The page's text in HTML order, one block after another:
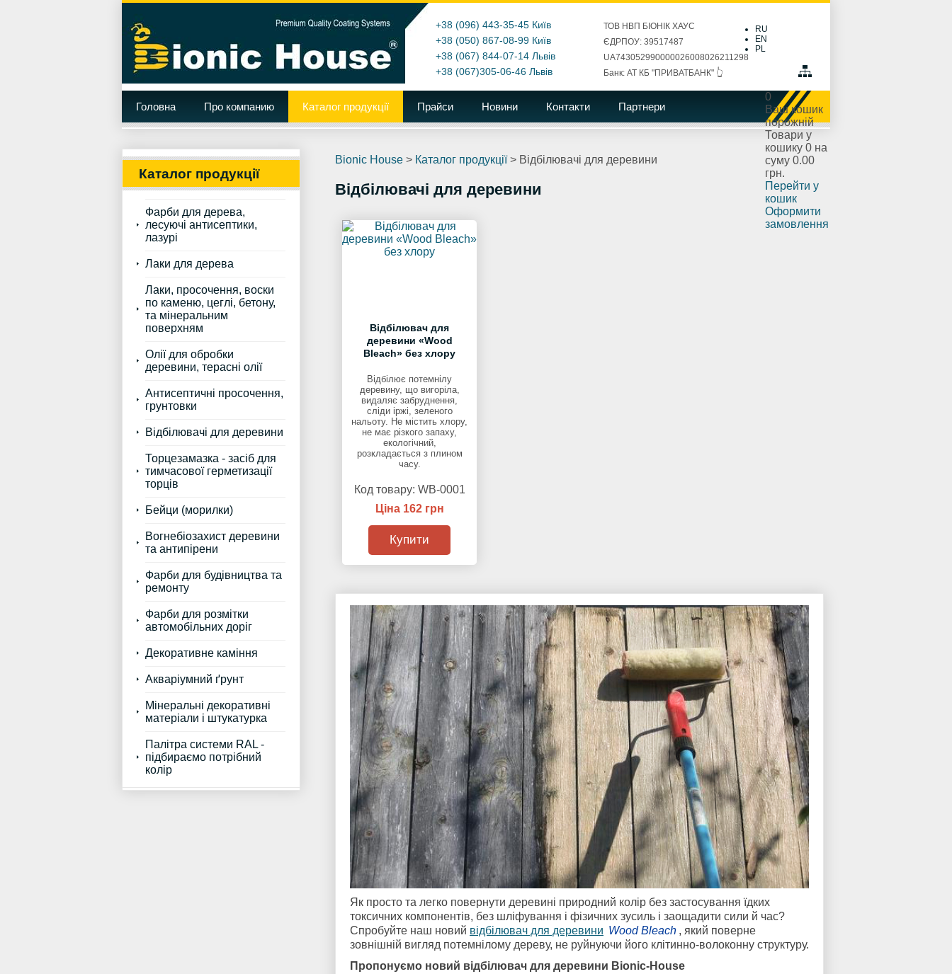
RU
EN
PL
+38 (096) 443-35-45 Київ
+38 (050) 867-08-99 Київ
+38 (067) 844-07-14 Львів
+38 (067)305-06-46 Львів
ТОВ НВП БІОНІК ХАУС
ЄДРПОУ: 39517487
UA743052990000026008026211298
Банк: АТ КБ "ПРИВАТБАНК" 👆
Головна Про компанию Каталог продукції Прайси Новини Контакти Партнери
0
Ваш кошик
порожній
Товари у
кошику 0 на
суму 0.00
грн.
Перейти у
кошик
Оформити
замовлення
Каталог продукції
Фарби для дерева,
лесуючі антисептики,
лазурі
Лаки для дерева
Лаки, просочення, воски
по каменю, цеглі, бетону,
та мінеральним
поверхням
Олії для обробки
деревини, терасні олії
Антисептичні просочення,
грунтовки
Відбілювачі для деревини
Торцезамазка - засіб для
тимчасової герметизації
торців
Бейци (морилки)
Вогнебіозахист деревини
та антипірени
Фарби для будівництва та
ремонту
Фарби для розмітки
автомобільних доріг
Декоративне каміння
Акваріумний ґрунт
Мінеральні декоративні
матеріали і штукатурка
Палітра системи RAL -
підбираємо потрібний
колір
Bionic House > Каталог продукції> Відбілювачі для деревини
Відбілювачі для деревини
Відбілювач для
деревини «Wood
Bleach» без хлору
Відбілює потемнілу
деревину, що вигоріла,
видаляє забруднення,
сліди іржі, зеленого
нальоту. Не містить хлору,
не має різкого запаху,
екологічний,
розкладається з плином
часу.
Код товару: WB-0001
Ціна 162 грн
Купити
Як просто та легко повернути деревині природний колір без застосування їдких
токсичних компонентів, без шліфування і фізичних зусиль і заощадити сили й час?
Спробуйте наш новий відбілювач для деревини Wood Bleach , який поверне
зовнішній вигляд потемнілому дереву, не руйнуючи його клітинно-волоконну структуру.
Пропонуємо новий відбілювач для деревини Bionic-House